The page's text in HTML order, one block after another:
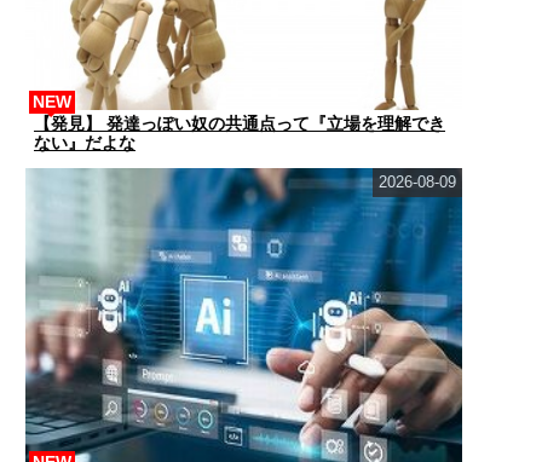
【発見】 発達っぽい奴の共通点って『立場を理解でき
ない』だよな
NEW
2026-08-09